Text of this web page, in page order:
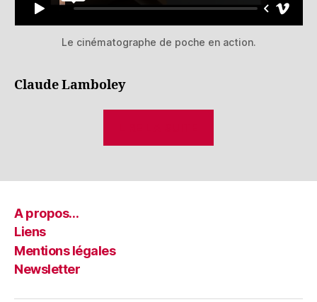
Le cinématographe de poche en action.
Claude Lamboley
A propos…
Liens
Mentions légales
Newsletter